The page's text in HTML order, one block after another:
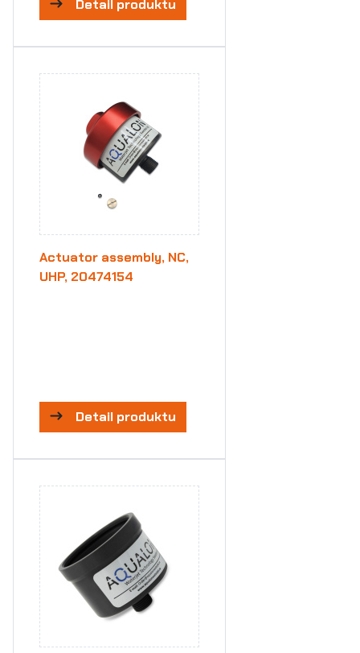
Detail produktu
Actuator assembly, NC,
UHP, 20474154
Detail produktu